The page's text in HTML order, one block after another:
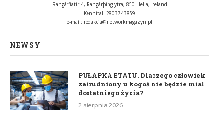
Rangárflatir 4, Rangárþing ytra, 850 Hella, Iceland
Kennital: 2803743859
e-mail: redakcja@networkmagazyn.pl
NEWSY
PUŁAPKA ETATU. Dlaczego człowiek
zatrudniony u kogoś nie będzie miał
dostatniego życia?
2 sierpnia 2026